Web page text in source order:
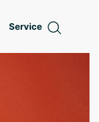
Service